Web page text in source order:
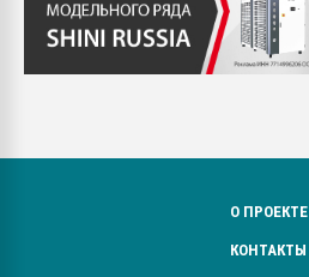
О ПРОЕКТЕ
КОНТАКТЫ